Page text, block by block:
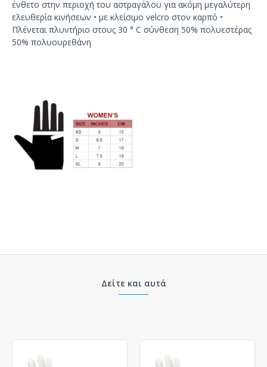
ένθετο στην περιοχή του αστραγάλου για ακόμη μεγαλύτερη
ελευθερία κινήσεων • με κλείσιμο velcro στον καρπό •
Πλένεται πλυντήριο στους 30 ° C σύνθεση 50% πολυεστέρας
50% πολυουρεθάνη
Δείτε και αυτά